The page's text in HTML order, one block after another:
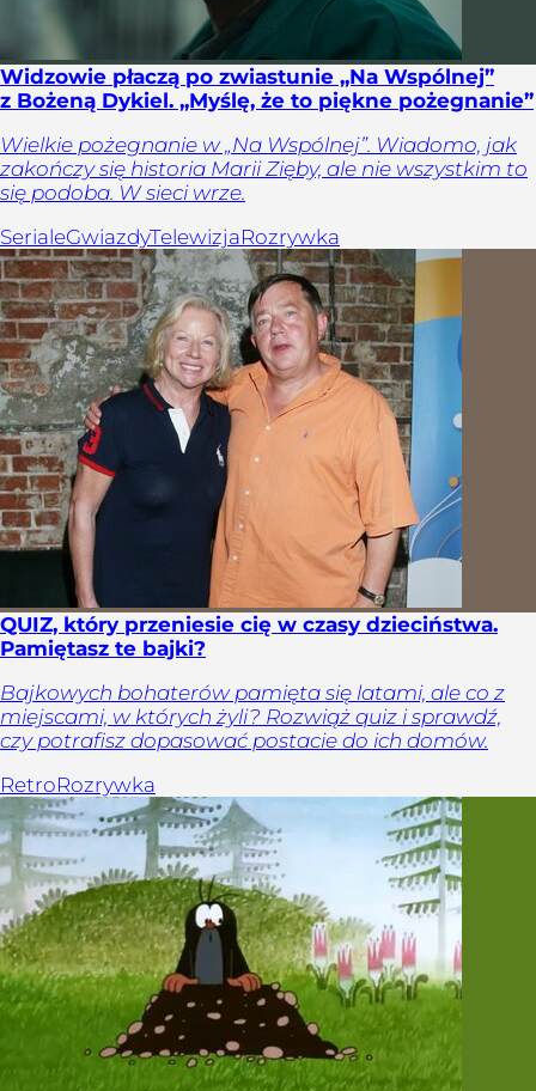
Widzowie płaczą po zwiastunie „Na Wspólnej”
z Bożeną Dykiel. „Myślę, że to piękne pożegnanie”
Wielkie pożegnanie w „Na Wspólnej”. Wiadomo, jak
zakończy się historia Marii Zięby, ale nie wszystkim to
się podoba. W sieci wrze.
SerialeGwiazdyTelewizjaRozrywka
QUIZ, który przeniesie cię w czasy dzieciństwa.
Pamiętasz te bajki?
Bajkowych bohaterów pamięta się latami, ale co z
miejscami, w których żyli? Rozwiąż quiz i sprawdź,
czy potrafisz dopasować postacie do ich domów.
RetroRozrywka